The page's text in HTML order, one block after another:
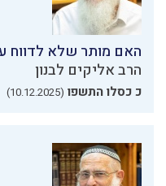
האם מותר שלא לדווח
הרב אליקים לבנון
כ כסלו התשפו (10.12.2025)